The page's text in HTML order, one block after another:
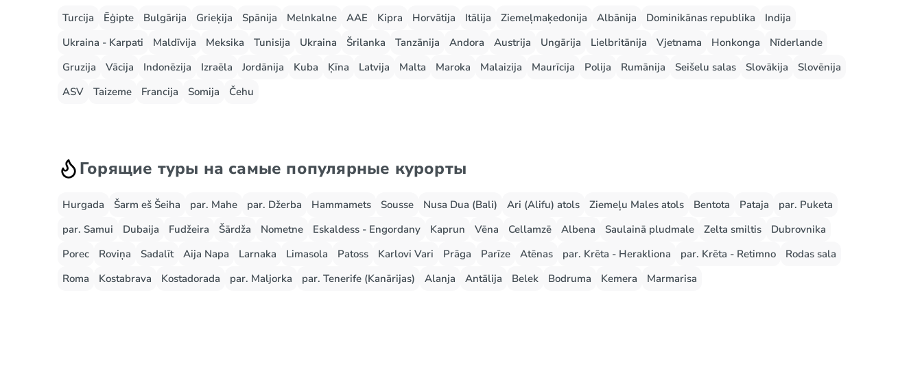
Turcija Ēģipte Bulgārija Grieķija Spānija Melnkalne AAE Kipra Horvātija Itālija Ziemeļmaķedonija Albānija Dominikānas republika
Indija
Ukraina - Karpati
Maldīvija Meksika Tunisija Ukraina Šrilanka Tanzānija Andora Austrija Ungārija Lielbritānija Vjetnama Honkonga
Nīderlande
Gruzija
Vācija Indonēzija Izraēla Jordānija Kuba Ķīna Latvija Malta Maroka Malaizija Maurīcija Polija Rumānija Seišelu salas Slovākija
Slovēnija
ASV
Taizeme Francija Somija Čehu
Горящие туры на самые популярные курорты
Hurgada Šarm eš Šeiha par. Mahe par. Džerba Hammamets Sousse Nusa Dua (Bali) Ari (Alifu) atols Ziemeļu Males atols Bentota Pataja
par. Puketa
par. Samui
Dubaija Fudžeira Šārdža Nometne Eskaldess - Engordany Kaprun Vēna Cellamzē Albena Saulainā pludmale Zelta smiltis
Dubrovnika
Porec
Roviņa Sadalīt Aija Napa Larnaka Limasola Patoss Karlovi Vari Prāga Parīze Atēnas par. Krēta - Herakliona par. Krēta - Retimno
Rodas sala
Roma
Kostabrava Kostadorada par. Maljorka par. Tenerife (Kanārijas) Alanja Antālija Belek Bodruma Kemera Marmarisa